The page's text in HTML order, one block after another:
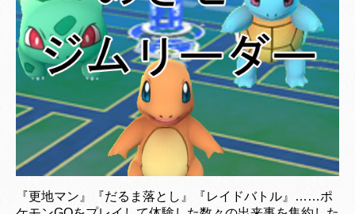
『更地マン』『だるま落とし』『レイドバトル』……ポ